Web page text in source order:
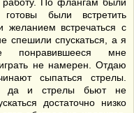
были встретить
желанием встречаться с
спешили спускаться, а я
понравившееся мне
не намерен. Отдаю
сыпаться стрелы.
да и стрелы бьют не
достаточно низко